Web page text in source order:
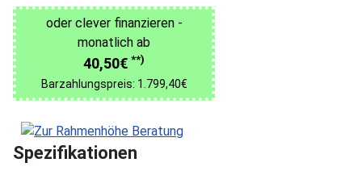
oder clever finanzieren -
monatlich ab
40,50€ **)
Barzahlungspreis: 1.799,40€
Spezifikationen